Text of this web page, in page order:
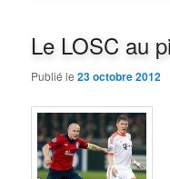
Le LOSC au
Publié le23 octobre 2012